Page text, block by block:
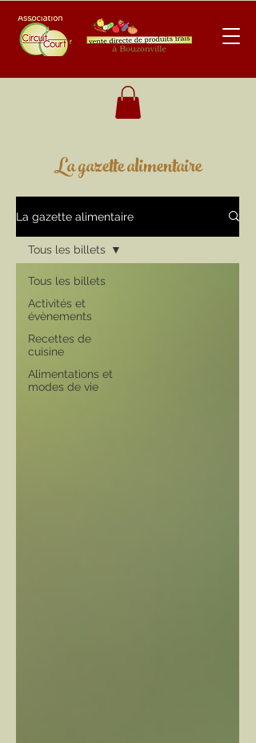
La gazette alimentaire
La gazette alimentaire
Tous les billets
Activités et
évènements
Recettes de
cuisine
Alimentations et
modes de vie
Tous les billets